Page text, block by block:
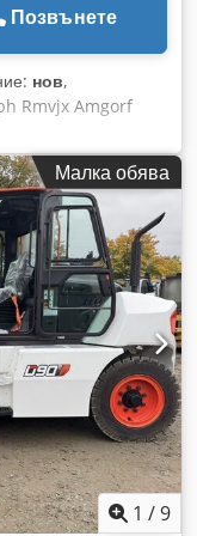
Позвънете
нов,
Rmvjx Amgorf
Малка обява
1 /9